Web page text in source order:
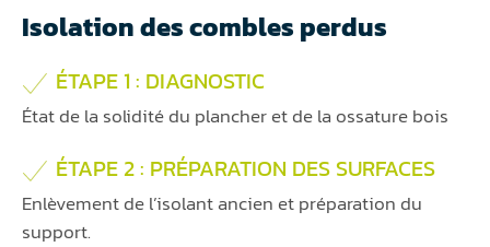
Isolation des combles perdus
ÉTAPE 1 : DIAGNOSTIC
État de la solidité du plancher et de la ossature bois
ÉTAPE 2 : PRÉPARATION DES SURFACES
Enlèvement de l’isolant ancien et préparation du
support.